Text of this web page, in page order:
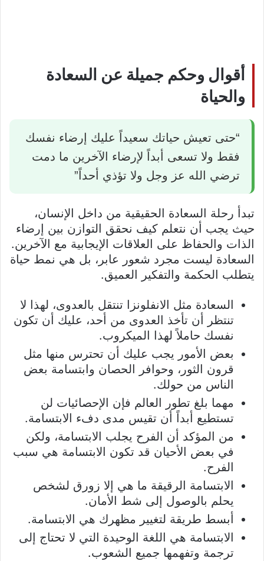
أقوال وحكم جميلة عن السعادة
والحياة
“حتى تعيش حياتك سعيداً عليك إرضاء نفسك
فقط ولا تسعى أبداً لإرضاء الآخرين ما دمت
ترضي الله عز وجل ولا تؤذي أحداً”
تبدأ رحلة السعادة الحقيقية من داخل الإنسان،
حيث يجب أن نتعلم كيف نحقق التوازن بين إرضاء
الذات والحفاظ على العلاقات الإيجابية مع الآخرين.
السعادة ليست مجرد شعور عابر، بل هي نمط حياة
يتطلب الحكمة والتفكير العميق.
السعادة مثل الانفلونزا تنتقل بالعدوى، لهذا لا
تنتظر أن تأخذ العدوى من أحد، عليك أن تكون
نفسك حاملاً لهذا الميكروب.
بعض الأمور يجب عليك أن تحترس منها مثل
قرون الثور، وحوافر الحصان وابتسامة بعض
الناس من حولك.
مهما بلغ تطور العالم فإن الإحصائيات لن
تستطيع أبداً أن تقيس مدى دفء الابتسامة.
من المؤكد أن الفرح يجلب الابتسامة، ولكن
في بعض الأحيان قد تكون الابتسامة هي سبب
الفرح.
الابتسامة الرقيقة ما هي إلا زورق لشخص
يحلم بالوصول إلى شط الأمان.
أبسط طريقة لتغيير مظهرك هي الابتسامة.
الابتسامة هي اللغة الوحيدة التي لا تحتاج إلى
ترجمة وتفهمها جميع الشعوب.